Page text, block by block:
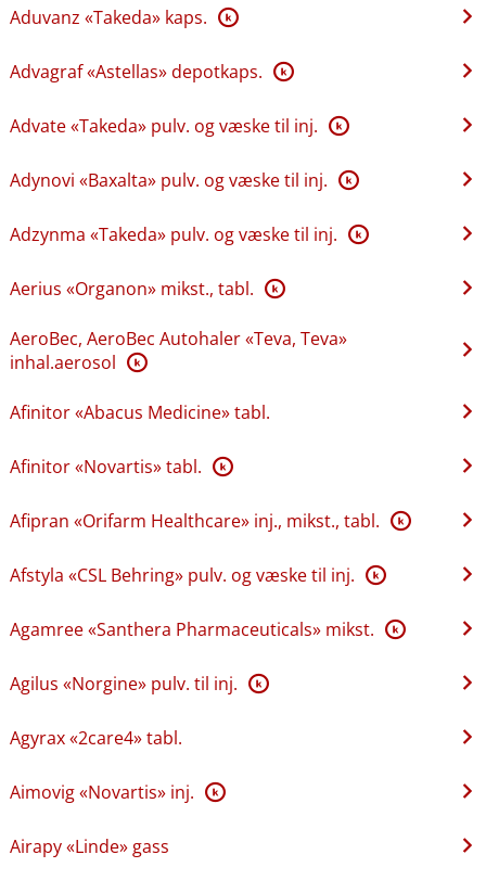
Aduvanz «Takeda» kaps. K
Advagraf «Astellas» depotkaps. K
Advate «Takeda» pulv. og væske til inj. K
Adynovi «Baxalta» pulv. og væske til inj. K
Adzynma «Takeda» pulv. og væske til inj. K
Aerius «Organon» mikst., tabl. K
AeroBec, AeroBec Autohaler «Teva, Teva»
inhal.aerosol K
Afinitor «Abacus Medicine» tabl.
Afinitor «Novartis» tabl. K
Afipran «Orifarm Healthcare» inj., mikst., tabl. K
Afstyla «CSL Behring» pulv. og væske til inj. K
Agamree «Santhera Pharmaceuticals» mikst. K
Agilus «Norgine» pulv. til inj. K
Agyrax «2care4» tabl.
Aimovig «Novartis» inj. K
Airapy «Linde» gass